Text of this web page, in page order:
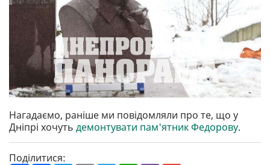
Нагадаємо, раніше ми повідомляли про те, що у
Дніпрі хочуть демонтувати пам'ятник Федорову.
Поділитися: